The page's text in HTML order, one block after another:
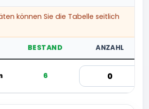
können Sie die Tabelle seitlich
BESTAND ANZAHL
6